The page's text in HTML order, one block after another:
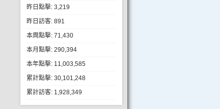
昨日點擊: 3,219
昨日訪客: 891
本周點擊: 71,430
本月點擊: 290,394
本年點擊: 11,003,585
累計點擊: 30,101,248
累計訪客: 1,928,349